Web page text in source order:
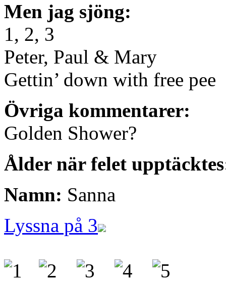
Men jag sjöng:
1, 2, 3
Peter, Paul & Mary
Gettin’ down with free pee
Övriga kommentarer:
Golden Shower?
Ålder när felet
Namn: Sanna
Lyssna på 3